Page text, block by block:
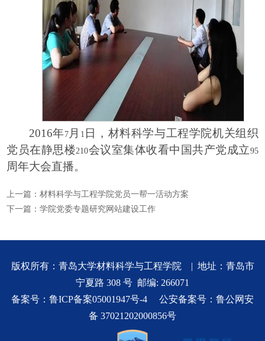
2016年7月 1 日，材料科学与工程学院机关组织
党员在静思楼210会议室集体收看中国共产党成立 95
周年大会直播。
上一篇：材料科学与工程学院党员一帮一活动方案
下一篇：学院党委专题研究网站建设工作
版权所有：青岛大学材料科学与工程学院 | 地址：青岛市
宁夏路 308 号 邮编: 266071
备案号： 鲁ICP备案05001947号-4 公安备案号： 鲁公网安
备 37021202000856号